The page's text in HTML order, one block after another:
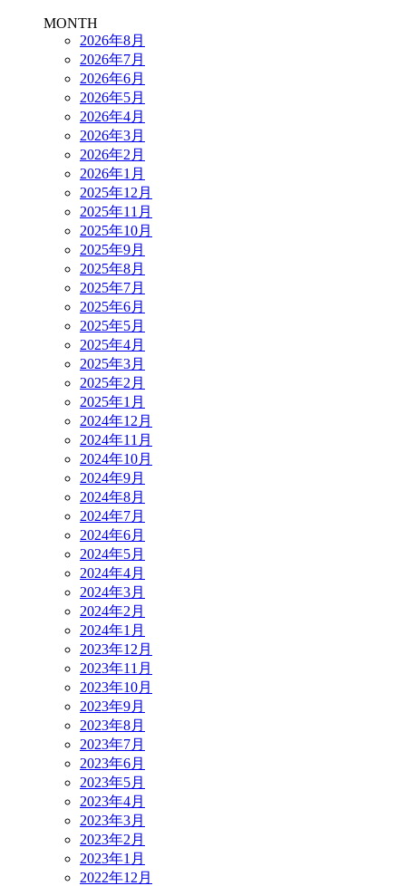
MONTH
2026年8月
2026年7月
2026年6月
2026年5月
2026年4月
2026年3月
2026年2月
2026年1月
2025年12月
2025年11月
2025年10月
2025年9月
2025年8月
2025年7月
2025年6月
2025年5月
2025年4月
2025年3月
2025年2月
2025年1月
2024年12月
2024年11月
2024年10月
2024年9月
2024年8月
2024年7月
2024年6月
2024年5月
2024年4月
2024年3月
2024年2月
2024年1月
2023年12月
2023年11月
2023年10月
2023年9月
2023年8月
2023年7月
2023年6月
2023年5月
2023年4月
2023年3月
2023年2月
2023年1月
2022年12月